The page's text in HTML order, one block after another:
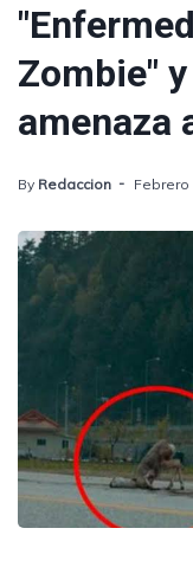
Zombie"
amenaza
By Redaccion Febrero